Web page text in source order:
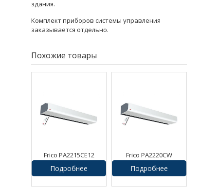
здания.
Комплект приборов системы управления
заказывается отдельно.
Похожие товары
Frico PA2215CE12
Воздушная завеса
Подробнее
Frico PA2220CW
Воздушная завеса
Подробнее